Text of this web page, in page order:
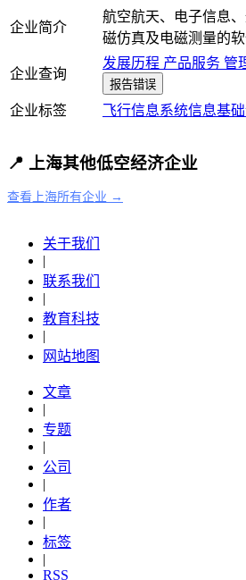
企业简介
航空航天、电子信息
磁仿真及电磁测量的
企业查询
发展历程 产品服务 管
报告错误
企业标签 飞行信息系统信息基
📍 上海其他低空经济企业
查看上海所有企业 →
关于我们
|
联系我们
|
教育科技
|
网站地图
文章
|
专题
|
公司
|
作者
|
标签
|
RSS